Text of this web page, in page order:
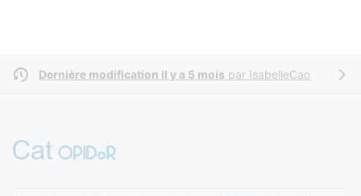
Dernière modification il y a 5 mois par IsabelleCao